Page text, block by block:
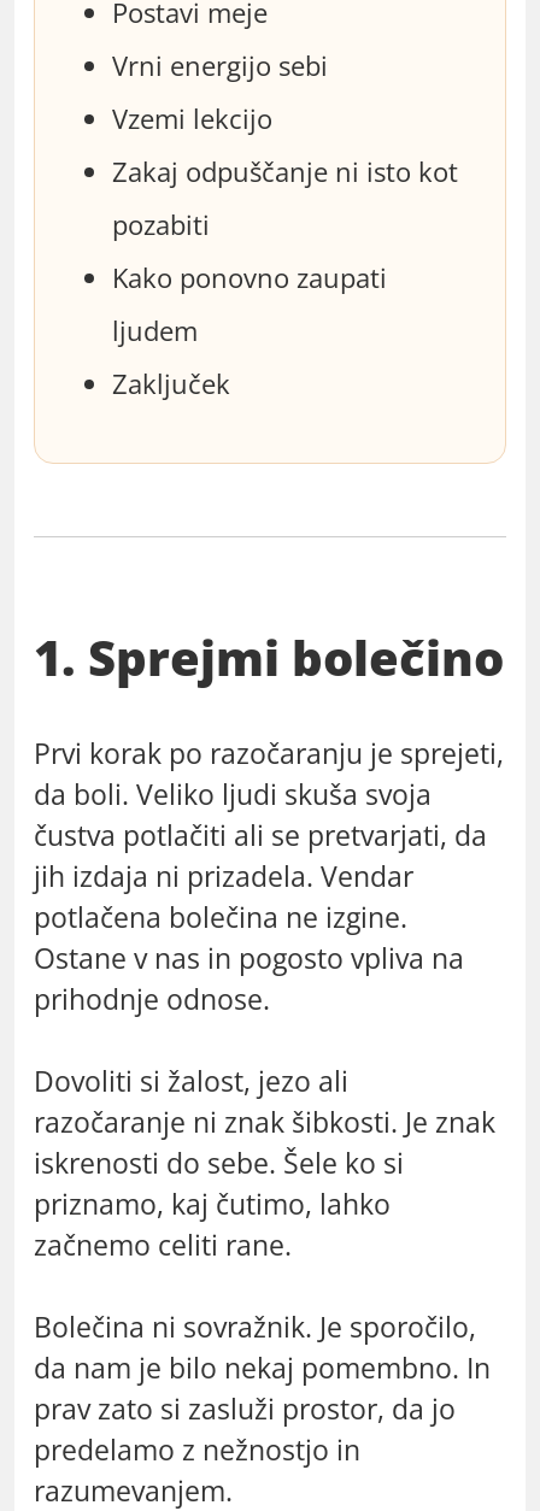
Postavi meje
Vrni energijo sebi
Vzemi lekcijo
Zakaj odpuščanje ni isto kot
pozabiti
Kako ponovno zaupati
ljudem
Zaključek
1. Sprejmi bolečino
Prvi korak po razočaranju je sprejeti,
da boli. Veliko ljudi skuša svoja
čustva potlačiti ali se pretvarjati, da
jih izdaja ni prizadela. Vendar
potlačena bolečina ne izgine.
Ostane v nas in pogosto vpliva na
prihodnje odnose.
Dovoliti si žalost, jezo ali
razočaranje ni znak šibkosti. Je znak
iskrenosti do sebe. Šele ko si
priznamo, kaj čutimo, lahko
začnemo celiti rane.
Bolečina ni sovražnik. Je sporočilo,
da nam je bilo nekaj pomembno. In
prav zato si zasluži prostor, da jo
predelamo z nežnostjo in
razumevanjem.